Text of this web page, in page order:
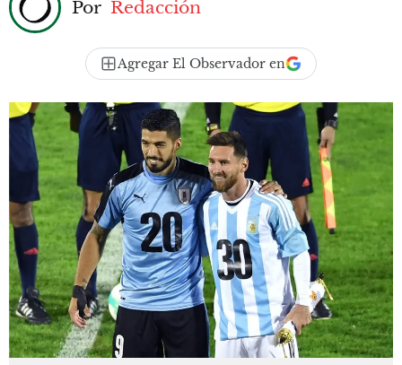
Por Redacción
Agregar El Observador en